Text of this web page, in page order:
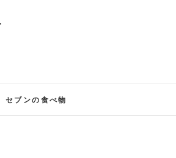
セブンの食べ物